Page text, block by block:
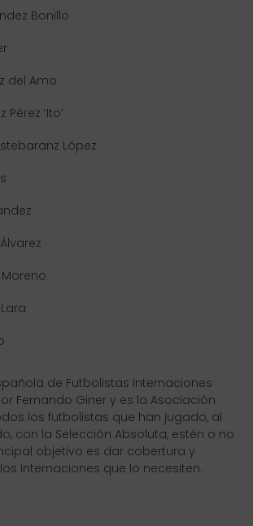
Bonillo
del Amo
‘Ito’
López
de Futbolistas Internaciones
Fernando Giner y es la Asociación
los futbolistas que han jugado, al
con la Selección Absoluta, estén o no
objetivo es dar cobertura y
Internaciones que lo necesiten.